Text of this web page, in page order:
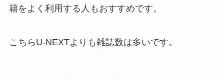
籍をよく利用する人もおすすめです。
こちらU-NEXTよりも雑誌数は多いです。